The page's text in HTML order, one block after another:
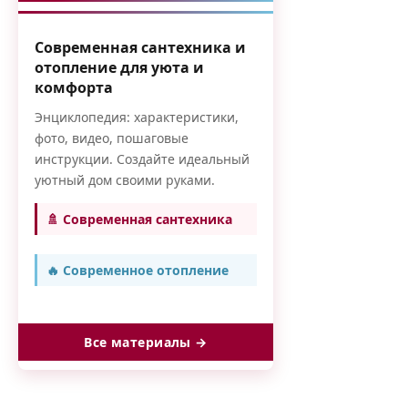
Современная сантехника и
отопление для уюта и
комфорта
Энциклопедия: характеристики,
фото, видео, пошаговые
инструкции. Создайте идеальный
уютный дом своими руками.
🚿 Современная сантехника
🔥 Современное отопление
Все материалы →